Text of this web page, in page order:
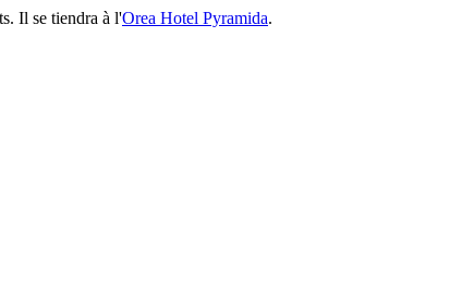
Il se tiendra à l'Orea Hotel Pyramida.